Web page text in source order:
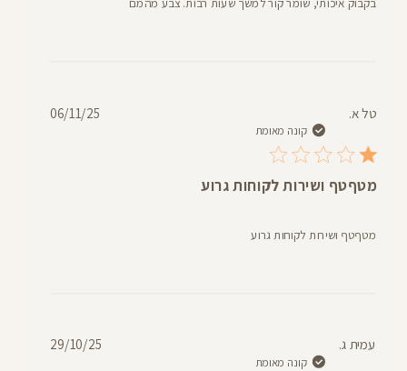
טל א.
קונה מאומת
מטףטף ושירות לקוחות גרוע
מטףטף ושירות לקוחות גרוע
תאריך06/11/25
עמית ג.
קונה מאומת
29/10/25